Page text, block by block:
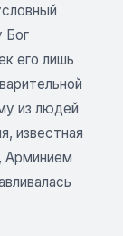
Бог
его лишь
из людей
известная
Арминием